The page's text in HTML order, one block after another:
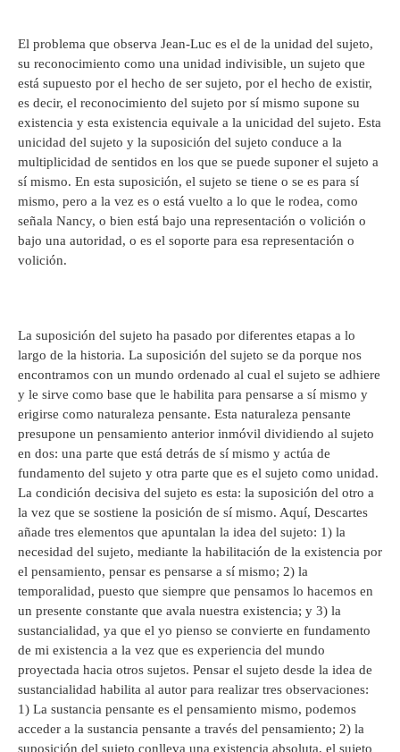
El problema que observa Jean-Luc es el de la unidad del sujeto,
su reconocimiento como una unidad indivisible, un sujeto que
está supuesto por el hecho de ser sujeto, por el hecho de existir,
es decir, el reconocimiento del sujeto por sí mismo supone su
existencia y esta existencia equivale a la unicidad del sujeto. Esta
unicidad del sujeto y la suposición del sujeto conduce a la
multiplicidad de sentidos en los que se puede suponer el sujeto a
sí mismo. En esta suposición, el sujeto se tiene o se es para sí
mismo, pero a la vez es o está vuelto a lo que le rodea, como
señala Nancy, o bien está bajo una representación o volición o
bajo una autoridad, o es el soporte para esa representación o
volición.
La suposición del sujeto ha pasado por diferentes etapas a lo
largo de la historia. La suposición del sujeto se da porque nos
encontramos con un mundo ordenado al cual el sujeto se adhiere
y le sirve como base que le habilita para pensarse a sí mismo y
erigirse como naturaleza pensante. Esta naturaleza pensante
presupone un pensamiento anterior inmóvil dividiendo al sujeto
en dos: una parte que está detrás de sí mismo y actúa de
fundamento del sujeto y otra parte que es el sujeto como unidad.
La condición decisiva del sujeto es esta: la suposición del otro a
la vez que se sostiene la posición de sí mismo. Aquí, Descartes
añade tres elementos que apuntalan la idea del sujeto: 1) la
necesidad del sujeto, mediante la habilitación de la existencia por
el pensamiento, pensar es pensarse a sí mismo; 2) la
temporalidad, puesto que siempre que pensamos lo hacemos en
un presente constante que avala nuestra existencia; y 3) la
sustancialidad, ya que el yo pienso se convierte en fundamento
de mi existencia a la vez que es experiencia del mundo
proyectada hacia otros sujetos. Pensar el sujeto desde la idea de
sustancialidad habilita al autor para realizar tres observaciones:
1) La sustancia pensante es el pensamiento mismo, podemos
acceder a la sustancia pensante a través del pensamiento; 2) la
suposición del sujeto conlleva una existencia absoluta, el sujeto